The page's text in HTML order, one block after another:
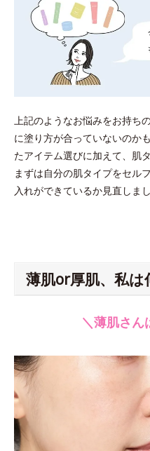
上記のようなお悩みをお持ち
に塗り方が合っていないのか
たアイテム選びに加えて、肌
まずは自分の肌タイプをセル
入れができているか見直しまし
薄肌or厚肌、私は
＼薄肌さん